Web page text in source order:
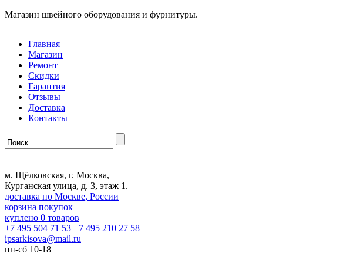
Магазин швейного оборудования и фурнитуры.
Главная
Магазин
Ремонт
Скидки
Гарантия
Отзывы
Доставка
Контакты
м. Щёлковская, г. Москва,
Курганская улица, д. 3, этаж 1.
доставка по Москве, России
корзина покупок
куплено 0 товаров
+7 495 504 71 53 +7 495 210 27 58
ipsarkisova@mail.ru
пн-сб 10-18